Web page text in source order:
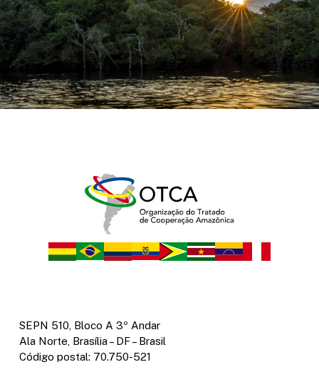
SEPN 510, Bloco A 3º Andar
Ala Norte, Brasília – DF – Brasil
Código postal: 70.750-521